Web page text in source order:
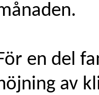
en del
av